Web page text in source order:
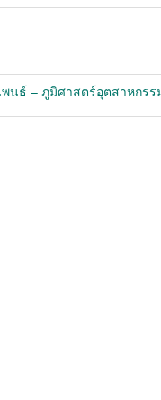
พนธ์ – ภูมิศาสตร์อุตสาหกรร